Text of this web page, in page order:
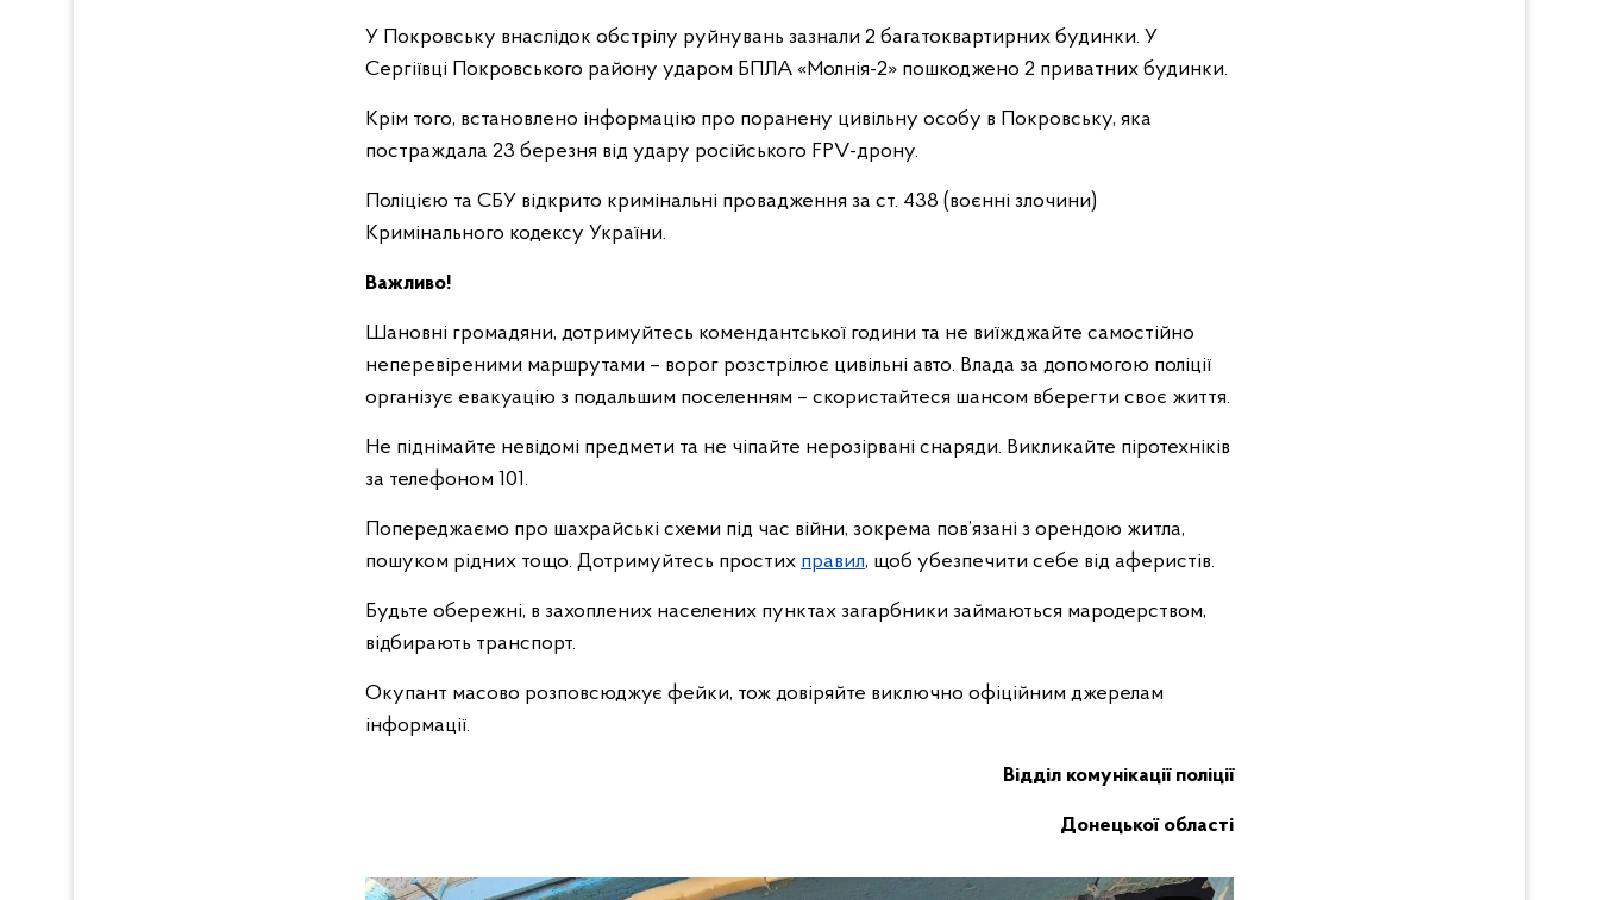
У Покровську внаслідок обстрілу руйнувань зазнали 2 багатоквартирних будинки. У
Сергіївці Покровського району ударом БПЛА «Молнія-2» пошкоджено 2 приватних будинки.
Крім того, встановлено інформацію про поранену цивільну особу в Покровську, яка
постраждала 23 березня від удару російського FPV-дрону.
Поліцією та СБУ відкрито кримінальні провадження за ст. 438 (воєнні злочини)
Кримінального кодексу України.
Важливо!
Шановні громадяни, дотримуйтесь комендантської години та не виїжджайте самостійно
неперевіреними маршрутами – ворог розстрілює цивільні авто. Влада за допомогою поліції
організує евакуацію з подальшим поселенням – скористайтеся шансом вберегти своє життя.
Не піднімайте невідомі предмети та не чіпайте нерозірвані снаряди. Викликайте піротехніків
за телефоном 101.
Попереджаємо про шахрайські схеми під час війни, зокрема пов’язані з орендою житла,
пошуком рідних тощо. Дотримуйтесь простих правил, щоб убезпечити себе від аферистів.
Будьте обережні, в захоплених населених пунктах загарбники займаються мародерством,
відбирають транспорт.
Окупант масово розповсюджує фейки, тож довіряйте виключно офіційним джерелам
інформації.
Відділ комунікації поліції
Донецької області